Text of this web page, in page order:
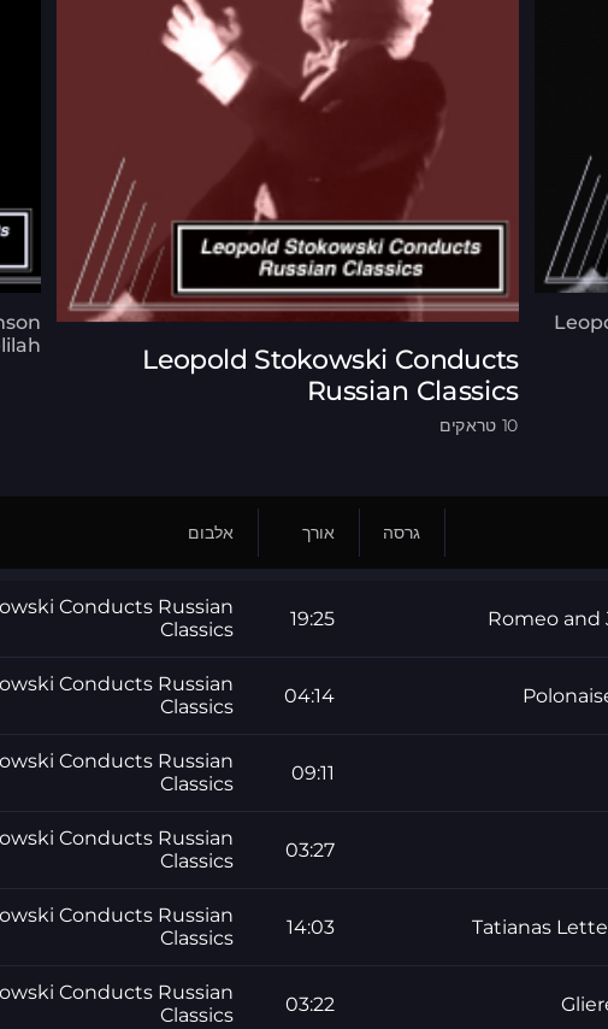
Leopold Stokowski Conducts
Russian Classics
10 טראקים
גרסה אורך אלבום
Romeo and
19:25
Conducts Russian
Classics
04:14
Conducts Russian
Classics
09:11
Conducts Russian
Classics
03:27
Conducts Russian
Classics
Tatianas
14:03
Conducts Russian
Classics
03:22
Conducts Russian
Classics